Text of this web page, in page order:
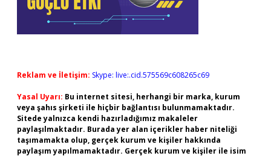
Reklam ve İletişim: Skype: live:.cid.575569c608265c69
Yasal Uyarı: Bu internet sitesi, herhangi bir marka, kurum
veya şahıs şirketi ile hiçbir bağlantısı bulunmamaktadır.
Sitede yalnızca kendi hazırladığımız makaleler
paylaşılmaktadır. Burada yer alan içerikler haber niteliği
taşımamakta olup, gerçek kurum ve kişiler hakkında
paylaşım yapılmamaktadır. Gerçek kurum ve kişiler ile isim